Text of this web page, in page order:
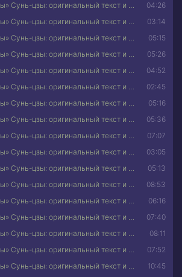
04:26
«Искусство войны» Сунь-цзы: оригинальный текст и расшифровка искусства стратегии 04
03:14
«Искусство войны» Сунь-цзы: оригинальный текст и расшифровка искусства стратегии 05
05:15
«Искусство войны» Сунь-цзы: оригинальный текст и расшифровка искусства стратегии 06
05:26
«Искусство войны» Сунь-цзы: оригинальный текст и расшифровка искусства стратегии 07
04:52
«Искусство войны» Сунь-цзы: оригинальный текст и расшифровка искусства стратегии 08
02:45
«Искусство войны» Сунь-цзы: оригинальный текст и расшифровка искусства стратегии 09
05:16
«Искусство войны» Сунь-цзы: оригинальный текст и расшифровка искусства стратегии 10
05:36
«Искусство войны» Сунь-цзы: оригинальный текст и расшифровка искусства стратегии 11
07:07
«Искусство войны» Сунь-цзы: оригинальный текст и расшифровка искусства стратегии 12
03:05
«Искусство войны» Сунь-цзы: оригинальный текст и расшифровка искусства стратегии 13
05:13
«Искусство войны» Сунь-цзы: оригинальный текст и расшифровка искусства стратегии 14
08:53
«Искусство войны» Сунь-цзы: оригинальный текст и расшифровка искусства стратегии 15
06:16
«Искусство войны» Сунь-цзы: оригинальный текст и расшифровка искусства стратегии 16
07:40
«Искусство войны» Сунь-цзы: оригинальный текст и расшифровка искусства стратегии 17
08:11
«Искусство войны» Сунь-цзы: оригинальный текст и расшифровка искусства стратегии 18
07:52
«Искусство войны» Сунь-цзы: оригинальный текст и расшифровка искусства стратегии 19
10:45
«Искусство войны» Сунь-цзы: оригинальный текст и расшифровка искусства стратегии 20